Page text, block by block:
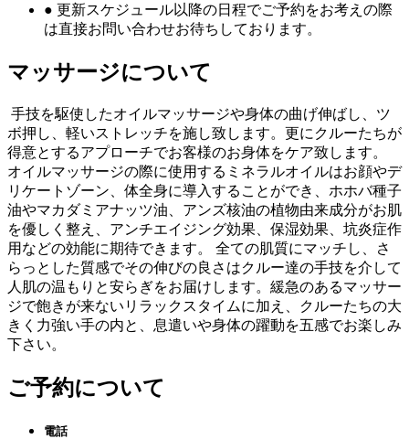
● 更新スケジュール以降の日程でご予約をお考えの際
は直接お問い合わせお待ちしております。
マッサージについて
手技を駆使したオイルマッサージや身体の曲げ伸ばし、ツ
ボ押し、軽いストレッチを施し致します。更にクルーたちが
得意とするアプローチでお客様のお身体をケア致します。
オイルマッサージの際に使用するミネラルオイルはお顔やデ
リケートゾーン、体全身に導入することができ、ホホバ種子
油やマカダミアナッツ油、アンズ核油の植物由来成分がお肌
を優しく整え、アンチエイジング効果、保湿効果、坑炎症作
用などの効能に期待できます。 全ての肌質にマッチし、さ
らっとした質感でその伸びの良さはクルー達の手技を介して
人肌の温もりと安らぎをお届けします。緩急のあるマッサー
ジで飽きが来ないリラックスタイムに加え、クルーたちの大
きく力強い手の内と、息遣いや身体の躍動を五感でお楽しみ
下さい。
ご予約について
電話